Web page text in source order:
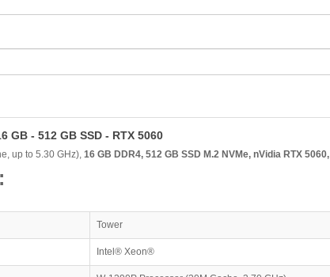
GB - 512 GB SSD - RTX 5060
up to 5.30 GHz), 16 GB DDR4, 512 GB SSD M.2 NVMe, nVidia RTX 5060,
Tower
Intel® Xeon®